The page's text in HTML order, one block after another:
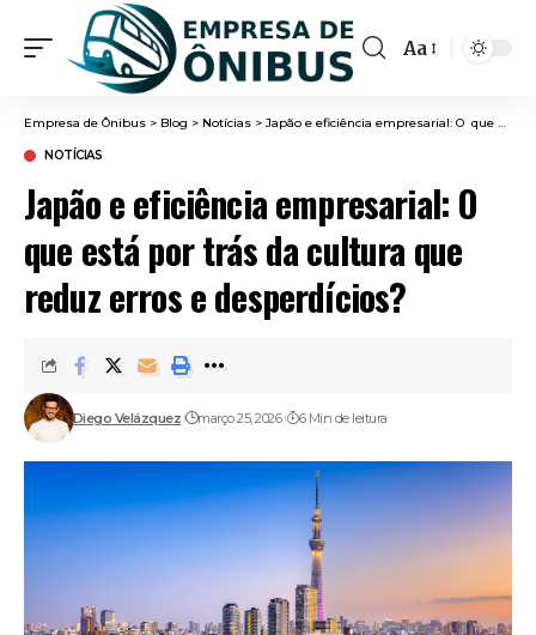
Font
Aa
Empresa de Ônibus > Blog > Notícias > Japão e eficiência empresarial: O que está por trás da cultura que reduz erros e desperdícios?
NOTÍCIAS
Japão e eficiência empresarial: O
que está por trás da cultura que
reduz erros e desperdícios?
Diego Velázquez março 25, 2026 6 Min de leitura